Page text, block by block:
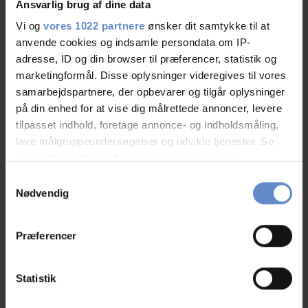
Ansvarlig brug af dine data
Vi og vores 1022 partnere ønsker dit samtykke til at
anvende cookies og indsamle persondata om IP-
adresse, ID og din browser til præferencer, statistik og
marketingformål. Disse oplysninger videregives til vores
samarbejdspartnere, der opbevarer og tilgår oplysninger
på din enhed for at vise dig målrettede annoncer, levere
tilpasset indhold, foretage annonce- og indholdsmåling,
lave målgruppeundersøgelser og udvikle tjenester. Se
tilbage eller ændre indstillinger fra vores
"Cookiedeklaration", eller ved at trykke på "Privacy
Indsamle præcise oplysninger om din placering,
Nødvendig
Præferencer
Statistik
Børnevenligt/familievenligt
Gratis parkering
Grill og grillplads
Gæstekøkken
Selskabslokaler
Vaskeri